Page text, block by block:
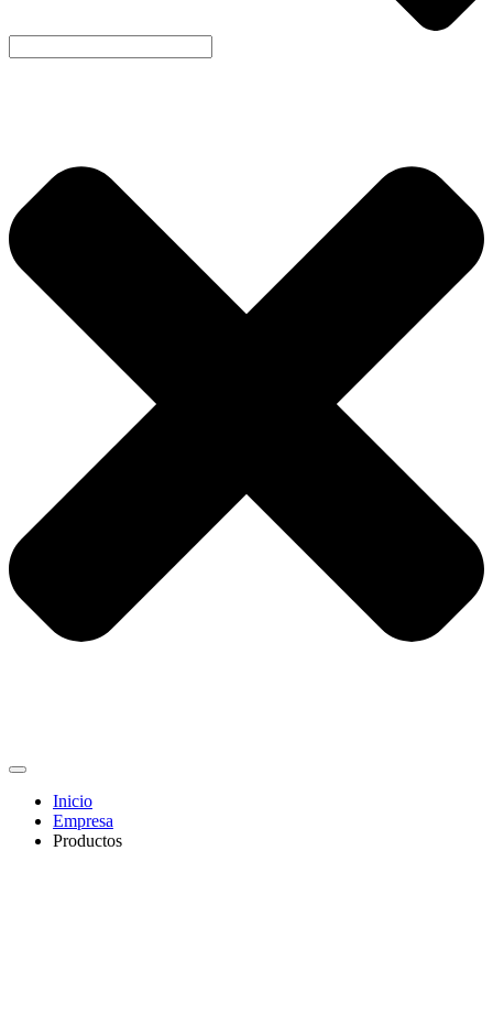
Inicio
Empresa
Productos